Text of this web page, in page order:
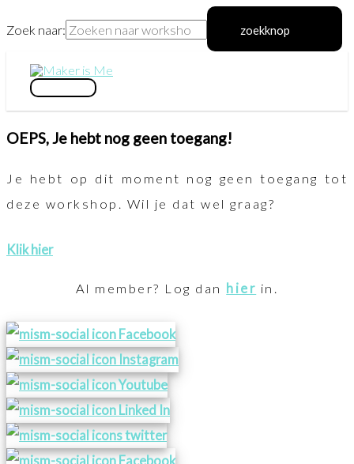
Zoek naar: zoekknop
de
inhoud
hoofdmenu
OEPS, Je hebt nog geen toegang!
Je hebt op dit moment nog geen toegang tot
deze workshop. Wil je dat wel graag?
Klik hier
Al member? Log dan hier in.